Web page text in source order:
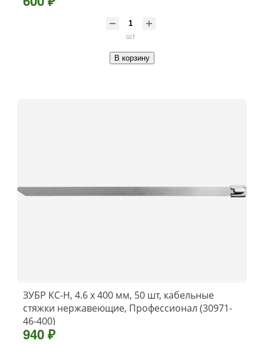
шт
В корзину
ЗУБР КС-Н, 4.6 x 400 мм, 50 шт, кабельные
стяжки нержавеющие, Профессионал (30971-
46-400)
940 ₽